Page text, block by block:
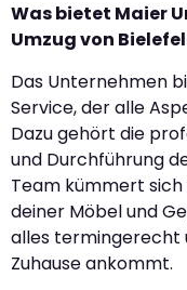
Was bietet Maier
Umzug von
Das Unternehmen
Service, der alle
Dazu gehört die
und Durchführung
Team kümmert
deiner Möbel und
alles termingerecht
Zuhause ankommt.